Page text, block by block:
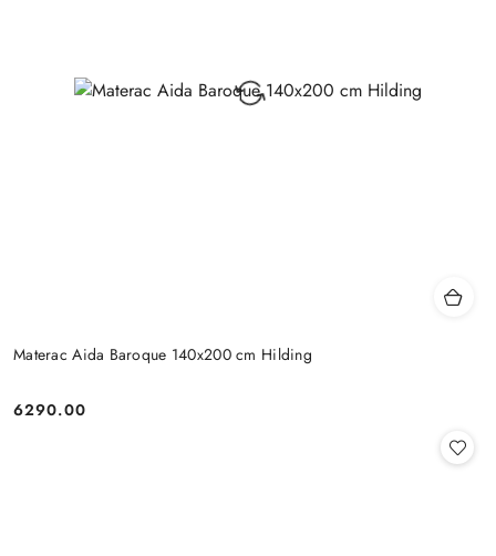
Materac Aida Baroque 140x200 cm Hilding
Cena:
6290.00